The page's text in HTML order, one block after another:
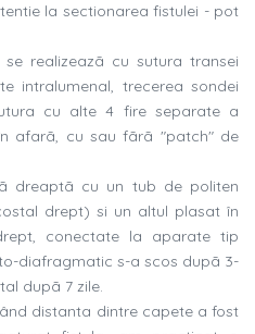
la sectionarea fistulei - pot
realizeazã cu sutura transei
intralumenal, trecerea sondei
cu alte 4 fire separate a
afarã, cu sau fãrã "patch" de
dreaptã cu un tub de politen
drept) si un altul plasat în
conectate la aparate tip
diafragmatic s-a scos dupã 3-
dupã 7 zile.
distanta dintre capete a fost